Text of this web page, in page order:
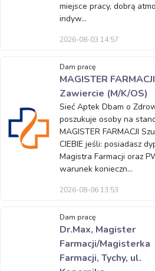
miejsce pracy, dobrą
indyw...
2026-08-03 14:57
Dam pracę
MAGISTER
Zawiercie (M/K/OS)
Sieć Aptek Dbam o
poszukuje osoby na
MAGISTER FARMACJI
CIEBIE jeśli: posiadasz
Magistra Farmacji oraz
warunek konieczn...
2026-08-06 13:53
Dam pracę
Dr.Max, Magister
Farmacji/Magisterka
Farmacji, Tychy, ul.